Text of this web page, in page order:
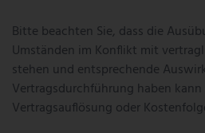
Bitte beachten Sie, dass die
Umständen im Konflikt mit
stehen und entsprechende
Vertragsdurchführung haben kann
Vertragsauflösung oder